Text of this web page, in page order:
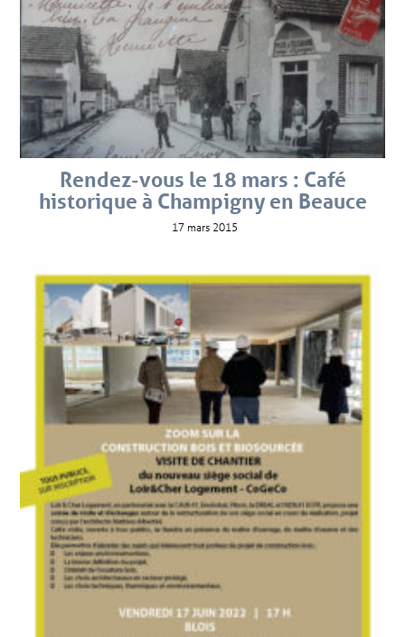
Rendez-vous le 18 mars : Café
historique à Champigny en Beauce
17 mars 2015